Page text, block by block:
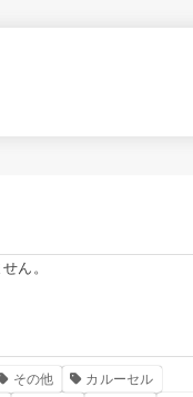
ん。
その他
カルーセル